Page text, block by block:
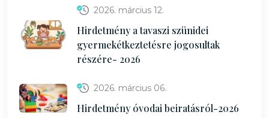
2026. március 12.
Hirdetmény a tavaszi szünidei
gyermekétkeztetésre jogosultak
részére- 2026
2026. március 06.
Hirdetmény óvodai beiratásról-2026